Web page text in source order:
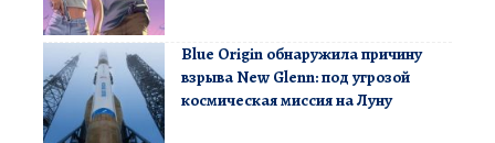
Blue Origin обнаружила причину
взрыва New Glenn: под угрозой
космическая миссия на Луну